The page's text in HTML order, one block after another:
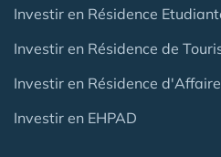
Investir en Résidence
Investir en Résidence de
Investir en Résidence
Investir en EHPAD